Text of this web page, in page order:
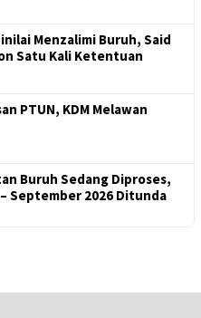
Menzalimi Buruh, Said
Satu Kali Ketentuan
PTUN, KDM Melawan
Buruh Sedang Diproses,
September 2026 Ditunda